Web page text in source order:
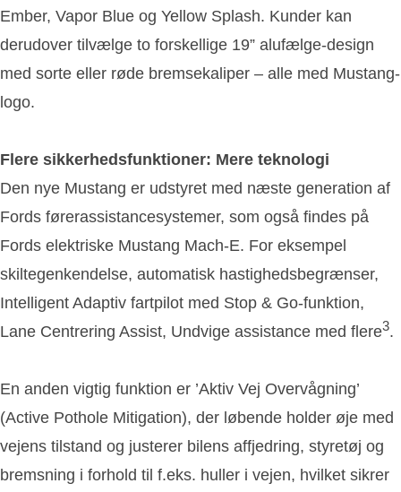
Ember, Vapor Blue og Yellow Splash. Kunder kan
derudover tilvælge to forskellige 19” alufælge-design
med sorte eller røde bremsekaliper – alle med Mustang-
logo.
Flere sikkerhedsfunktioner: Mere teknologi
Den nye Mustang er udstyret med næste generation af
Fords førerassistancesystemer, som også findes på
Fords elektriske Mustang Mach-E. For eksempel
skiltegenkendelse, automatisk hastighedsbegrænser,
Intelligent Adaptiv fartpilot med Stop & Go-funktion,
Lane Centrering Assist, Undvige assistance med flere3.
En anden vigtig funktion er ’Aktiv Vej Overvågning’
(Active Pothole Mitigation), der løbende holder øje med
vejens tilstand og justerer bilens affjedring, styretøj og
bremsning i forhold til f.eks. huller i vejen, hvilket sikrer